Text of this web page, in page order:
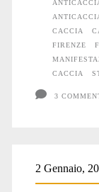
CACCIA
FIRENZE
CACCIA
3
2 Gennaio,